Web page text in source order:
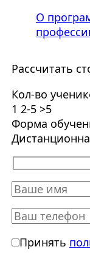
О
Рассчитать
Кол-во
1 2-5 >5
Форма
Принять